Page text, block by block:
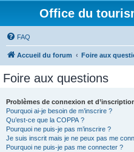
Office du
FAQ
Accueil du forum Foire aux
Foire aux questions
Problèmes de connexion et
Pourquoi ai-je besoin de m’inscrire ?
Qu’est-ce que la COPPA ?
Pourquoi ne puis-je pas m’inscrire ?
Je suis inscrit mais je ne peux pas me
Pourquoi ne puis-je pas me connecter ?